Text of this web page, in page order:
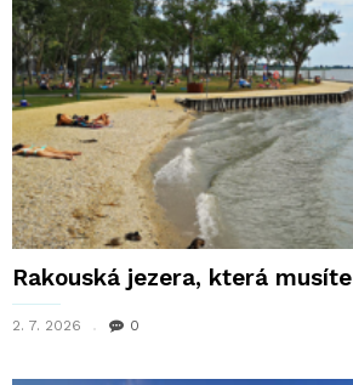
Rakouská jezera, která
2. 7. 2026 0